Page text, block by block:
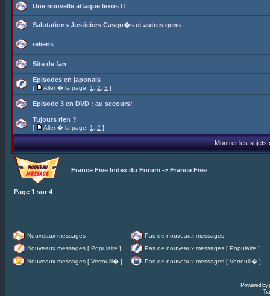
Une nouvelle attaque lexos !!
Salutations Justiciers Casqu�s et autres gens
reliens
Site de fan
Episodes en japonais
[ Aller � la page: 1 2 3 ]
Episode 3 en DVD : au secours!
Tujours rien ?
[ Aller � la page: 1 2 ]
Montrer les sujets
France Five Index du Forum -> France Five
Page 1 sur 4
Nouveaux messages
Pas de nouveaux messages
Nouveaux messages [ Populaire ]
Pas de nouveaux messages [ Populaire ]
Nouveaux messages [ Verrouill� ]
Pas de nouveaux messages [ Verrouill� ]
Powered by